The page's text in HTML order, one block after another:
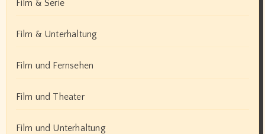
Film & Serie
Film & Unterhaltung
Film und Fernsehen
Film und Theater
Film und Unterhaltung